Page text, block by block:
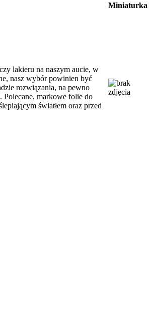
Miniaturka
lakieru na naszym aucie, w
nasz wybór powinien być
rozwiązania, na pewno
Polecane, markowe folie do
światłem oraz przed